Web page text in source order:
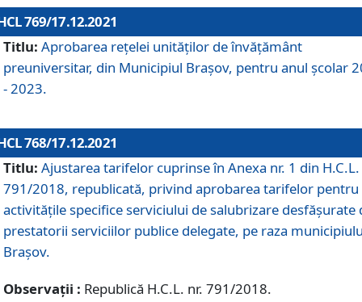
769/17.12.2021
Titlu: Aprobarea reţelei unităţilor de învăţământ
preuniversitar, din Municipiul Braşov, pentru anul şcolar
- 2023.
768/17.12.2021
Titlu: Ajustarea tarifelor cuprinse în Anexa nr. 1 din H.C.L.
791/2018, republicată, privind aprobarea tarifelor pentru
activităţile specifice serviciului de salubrizare desfăşurate
prestatorii serviciilor publice delegate, pe raza
Braşov.
Observații : Republică H.C.L. nr. 791/2018.